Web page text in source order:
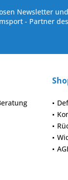
Newsletter
- Partner